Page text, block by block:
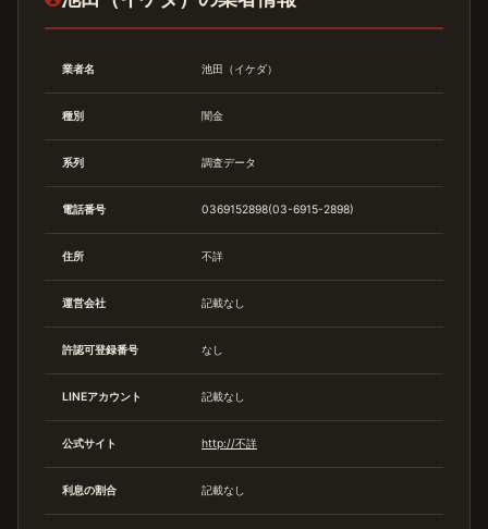
業者名 池田（イケダ）
種別 闇金
系列 調査データ
電話番号 0369152898(03-6915-2898)
住所 不詳
運営会社 記載なし
許認可登録番号 なし
LINEアカウント 記載なし
公式サイト http://不詳
利息の割合 記載なし